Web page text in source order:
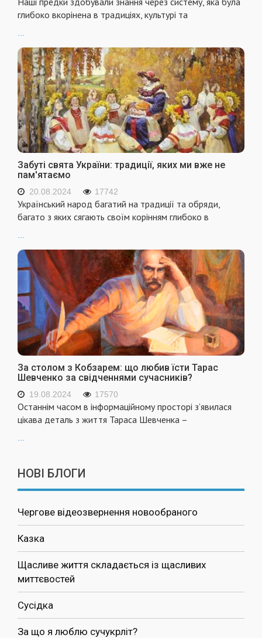
глибоко вкорінена в традиціях, культурі та
Забуті свята України: традиції, яких ми вже не
пам'ятаємо
20.08.2024 17742
Український народ багатий на традиції та обряди,
багато з яких сягають своїм корінням глибоко в
...
За столом з Кобзарем: що любив їсти Тарас
Шевченко за свідченнями сучасників?
19.08.2024 17570
Останнім часом в інформаційному просторі з’явилася
цікава деталь з життя Тараса Шевченка –
НОВІ БЛОГИ
Чергове відеозвернення новообраного
Казка
Щасливе життя складається із щасливих
миттєвостей
Сусідка
За що я люблю сучукрліт?